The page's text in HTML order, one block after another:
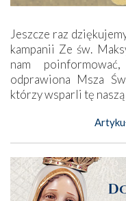
Jeszcze raz
kampanii Ze św.
nam
odprawiona Msza
którzy wsparli tę naszą